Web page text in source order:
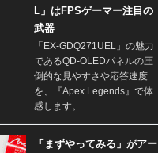
L」はFPSゲーマー注目の
武器
「EX-GDQ271UEL」の魅力
であるQD-OLEDパネルの圧
倒的な見やすさや応答速度
を、『Apex Legends』で体
感します。
「まずやってみる」がアー